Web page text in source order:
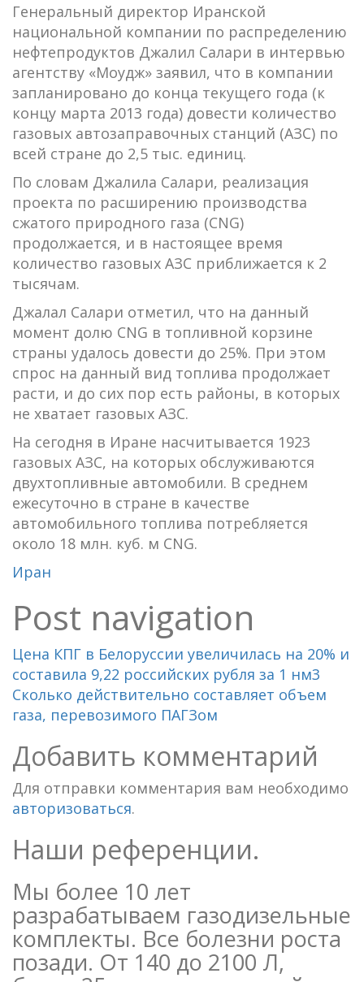
Генеральный директор Иранской
национальной компании по распределению
нефтепродуктов Джалил Салари в интервью
агентству «Моудж» заявил, что в компании
запланировано до конца текущего года (к
концу марта 2013 года) довести количество
газовых автозаправочных станций (АЗС) по
всей стране до 2,5 тыс. единиц.
По словам Джалила Салари, реализация
проекта по расширению производства
сжатого природного газа (CNG)
продолжается, и в настоящее время
количество газовых АЗС приближается к 2
тысячам.
Джалал Салари отметил, что на данный
момент долю CNG в топливной корзине
страны удалось довести до 25%. При этом
спрос на данный вид топлива продолжает
расти, и до сих пор есть районы, в которых
не хватает газовых АЗС.
На сегодня в Иране насчитывается 1923
газовых АЗС, на которых обслуживаются
двухтопливные автомобили. В среднем
ежесуточно в стране в качестве
автомобильного топлива потребляется
около 18 млн. куб. м CNG.
Иран
Post navigation
Цена КПГ в Белоруссии увеличилась на 20% и
составила 9,22 российских рубля за 1 нм3
Сколько действительно составляет объем
газа, перевозимого ПАГЗом
Добавить комментарий
Для отправки комментария вам необходимо
авторизоваться.
Наши референции.
Мы более 10 лет
разрабатываем газодизельные
комплекты. Все болезни роста
позади. От 140 до 2100 Л,